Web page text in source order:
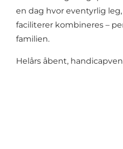
en dag hvor eventyrlig
faciliterer kombineres –
familien.
Helårs åbent,